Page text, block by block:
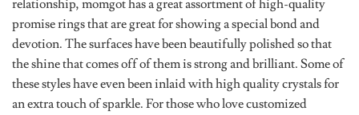
relationship, momgot has a great assortment of high-quality
promise rings that are great for showing a special bond and
devotion. The surfaces have been beautifully polished so that
the shine that comes off of them is strong and brilliant. Some of
these styles have even been inlaid with high quality crystals for
an extra touch of sparkle. For those who love customized